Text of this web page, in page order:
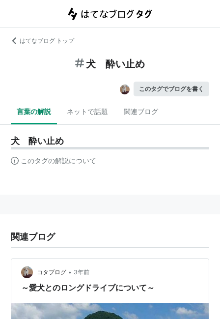
はてなブログ トップ
犬 酔い止め
このタグでブログを書く
言葉の解説 ネットで話題 関連ブログ
犬 酔い止め
このタグの解説について
関連ブログ
コタブログ • 3年前
～愛犬とのロングドライブについて～